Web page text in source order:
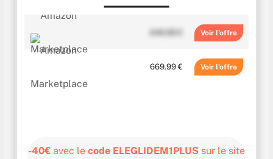
649.99 € Voir
669.99 € Voir
-40€ avec le code ELEGLIDEM1PLUS sur le site